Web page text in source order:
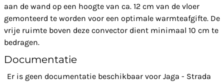
aan de wand op een hoogte van ca. 12 cm van de vloer
gemonteerd te worden voor een optimale warmteafgifte. De
vrije ruimte boven deze convector dient minimaal 10 cm te
bedragen.
Documentatie
Er is geen documentatie beschikbaar voor Jaga - Strada